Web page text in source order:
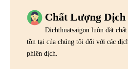
Chất Lượng
Dichthuatsaigon luôn đặt
tồn tại của chúng tôi đối với các
phiên dịch.